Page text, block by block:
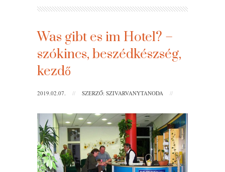
Was gibt es im Hotel? –
szókincs, beszédkészség,
kezdő
2019.02.07. // SZERZŐ: SZIVARVANYTANODA //